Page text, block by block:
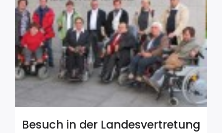
Besuch in der Landesvertretung